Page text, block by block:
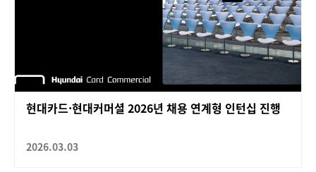
현대카드·현대커머셜 2026년 채용 연계형 인턴십 진행
2026.03.03